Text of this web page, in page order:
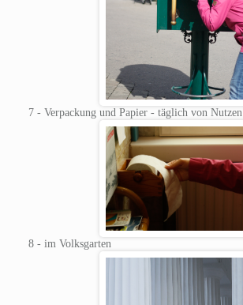
7 - Verpackung und Papier - täglich von Nutzen
8 - im Volksgarten